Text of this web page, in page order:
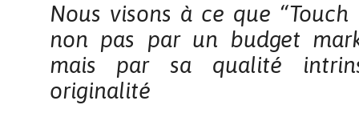
Nous visons à ce que
non pas par un budget
mais par sa qualité
originalité